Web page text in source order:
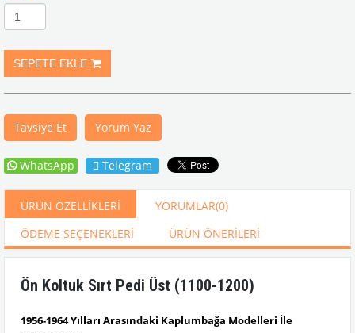
Tavsiye Et Yorum Yaz
WhatsApp Telegram
ÜRÜN ÖZELLIKLERI YORUMLAR(0)
ÖDEME SEÇENEKLERI
ÜRÜN ÖNERILERI
Ön Koltuk Sırt Pedi Üst (1100-1200)
1956-1964 Yılları Arasındaki Kaplumbağa Modelleri İle